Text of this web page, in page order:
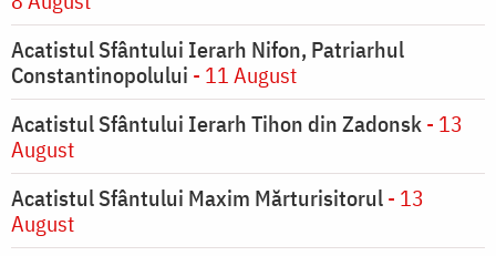
Acatistul Sfântului Ierarh Nifon, Patriarhul
Constantinopolului - 11 August
Acatistul Sfântului Ierarh Tihon din Zadonsk- 13
August
Acatistul Sfântului Maxim Mărturisitorul- 13
August